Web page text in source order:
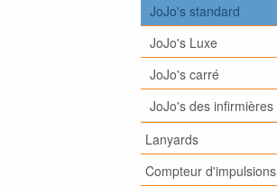
JoJo's standard
JoJo's Luxe
JoJo's carré
JoJo's des infirmières
Lanyards
Compteur d'impulsions